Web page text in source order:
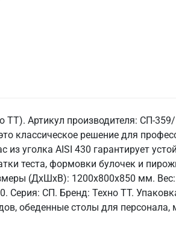
ТТ). Артикул производителя: СП-
классическое решение для
уголка AISI 430 гарантирует
теста, формовки булочек и
(ДхШхВ): 1200x800x850 мм.
Серия: СП. Бренд: Техно ТТ.
обеденные столы для